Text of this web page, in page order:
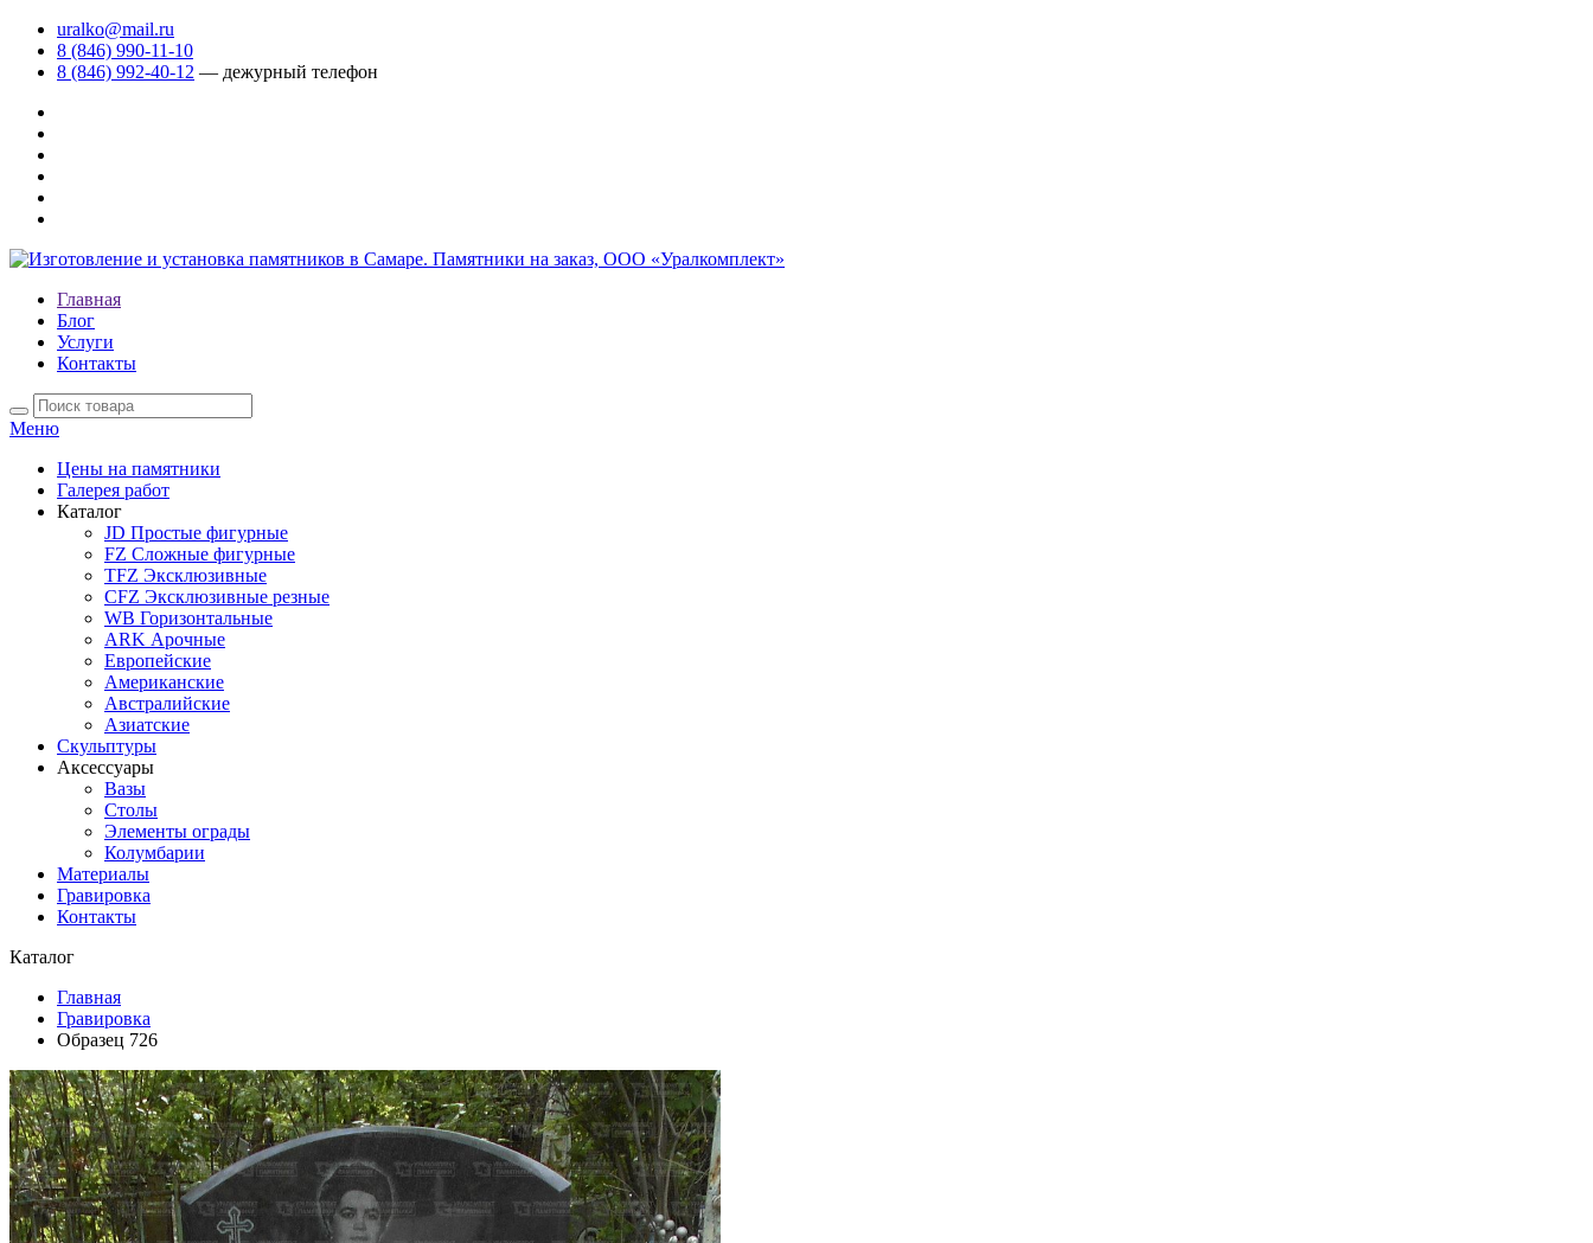
uralko@mail.ru
8 (846) 990-11-10
8 (846) 992-40-12 — дежурный телефон
Главная
Блог
Услуги
Контакты
Меню
Цены на памятники
Галерея работ
Каталог
JD Простые фигурные
FZ Сложные фигурные
TFZ Эксклюзивные
CFZ Эксклюзивные резные
WB Горизонтальные
ARK Арочные
Европейские
Американские
Австралийские
Азиатские
Скульптуры
Аксессуары
Вазы
Столы
Элементы ограды
Колумбарии
Материалы
Гравировка
Контакты
Каталог
Главная
Гравировка
Образец 726